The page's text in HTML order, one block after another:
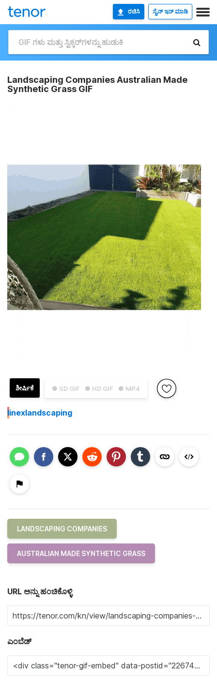
ರಚಿಸಿ ಸೈನ್ ಇನ್ ಮಾಡಿ
Landscaping Companies Australian Made
Synthetic Grass GIF
● SD GIF ● HD GIF ● MP4
ಶೀರ್ಷಿಕೆ
Iinexlandscaping
LANDSCAPING COMPANIES
AUSTRALIAN MADE SYNTHETIC GRASS
URL ಅನ್ನು ಹಂಚಿಕೊಳ್ಳಿ
ಎಂಬೆಡ್